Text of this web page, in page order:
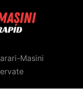
Masini